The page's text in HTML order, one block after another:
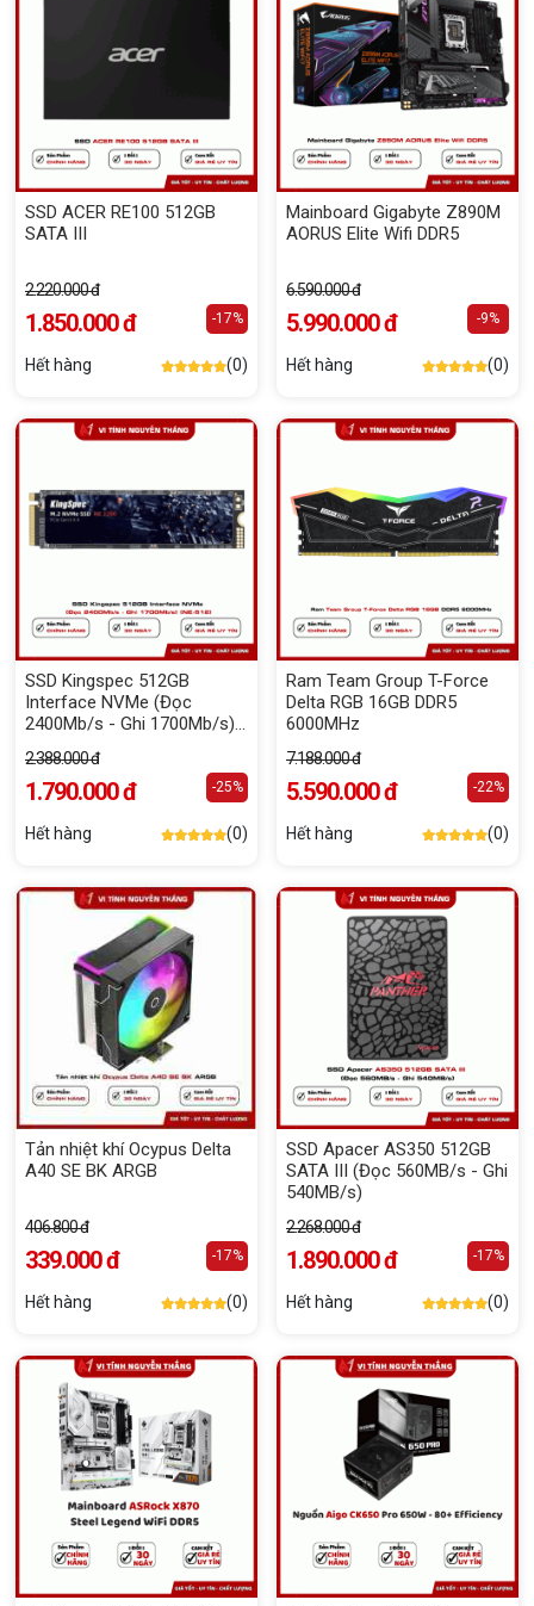
SSD ACER RE100 512GB
SATA III
2.220.000 đ
1.850.000 đ -17%
Hết hàng (0)
Mainboard Gigabyte Z890M
AORUS Elite Wifi DDR5
6.590.000 đ
5.990.000 đ -9%
Hết hàng (0)
SSD Kingspec 512GB
Interface NVMe (Đọc
2400Mb/s - Ghi 1700Mb/s)
2.388.000 đ
1.790.000 đ -25%
Hết hàng (0)
Ram Team Group T-Force
Delta RGB 16GB DDR5
6000MHz
7.188.000 đ
5.590.000 đ -22%
Hết hàng (0)
Tản nhiệt khí Ocypus Delta
A40 SE BK ARGB
406.800 đ
339.000 đ -17%
Hết hàng (0)
SSD Apacer AS350 512GB
SATA III (Đọc 560MB/s - Ghi
540MB/s)
2.268.000 đ
1.890.000 đ -17%
Hết hàng (0)